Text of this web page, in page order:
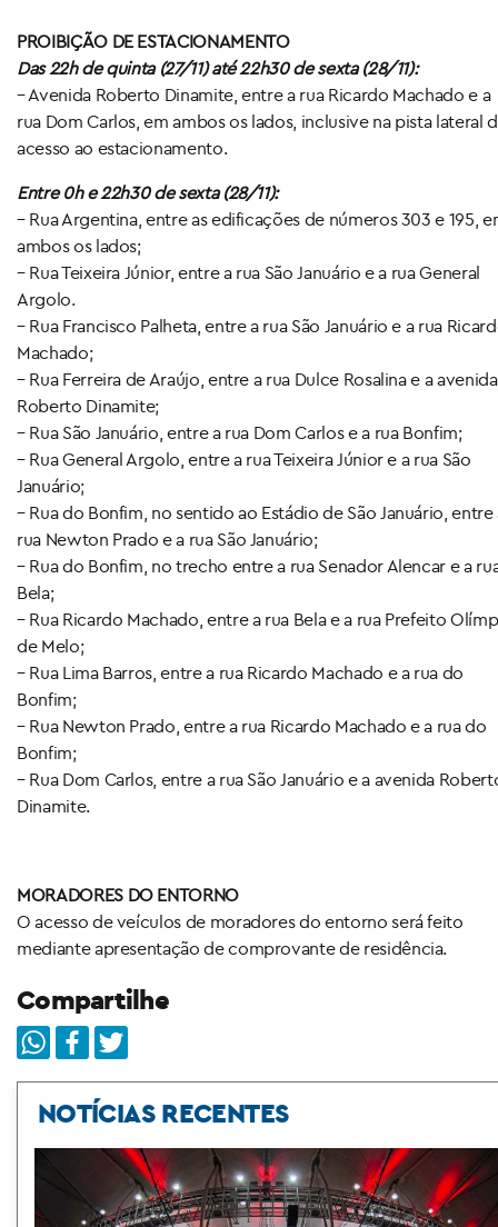
PROIBIÇÃO DE ESTACIONAMENTO
Das 22h de quinta (27/11) até 22h30 de sexta (28/11):
– Avenida Roberto Dinamite, entre a rua Ricardo Machado e a
rua Dom Carlos, em ambos os lados, inclusive na pista lateral
acesso ao estacionamento.
Entre 0h e 22h30 de sexta (28/11):
– Rua Argentina, entre as edificações de números 303 e 195,
ambos os lados;
– Rua Teixeira Júnior, entre a rua São Januário e a rua General
Argolo.
– Rua Francisco Palheta, entre a rua São Januário e a rua
Machado;
– Rua Ferreira de Araújo, entre a rua Dulce Rosalina e a avenida
Roberto Dinamite;
– Rua São Januário, entre a rua Dom Carlos e a rua Bonfim;
– Rua General Argolo, entre a rua Teixeira Júnior e a rua São
Januário;
– Rua do Bonfim, no sentido ao Estádio de São Januário, entre
rua Newton Prado e a rua São Januário;
– Rua do Bonfim, no trecho entre a rua Senador Alencar e a
Bela;
– Rua Ricardo Machado, entre a rua Bela e a rua Prefeito
de Melo;
– Rua Lima Barros, entre a rua Ricardo Machado e a rua do
Bonfim;
– Rua Newton Prado, entre a rua Ricardo Machado e a rua do
Bonfim;
– Rua Dom Carlos, entre a rua São Januário e a avenida
Dinamite.
MORADORES DO ENTORNO
O acesso de veículos de moradores do entorno será feito
mediante apresentação de comprovante de residência.
Compartilhe
NOTÍCIAS RECENTES